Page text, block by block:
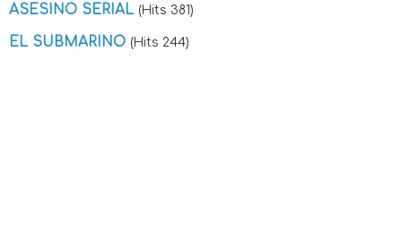
ASESINO SERIAL (Hits 381)
EL SUBMARINO (Hits 244)